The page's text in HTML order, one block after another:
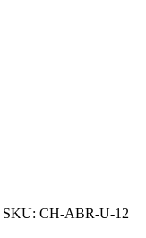
SKU: CH-ABR-U-12